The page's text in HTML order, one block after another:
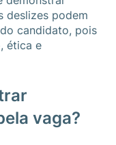
deslizes podem
candidato, pois
ética e
vaga?